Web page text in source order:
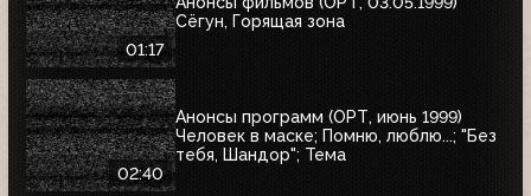
01:17
Сёгун, Горящая зона
02:40
Анонсы программ (ОРТ, июнь 1999)
Человек в маске; Помню, люблю...; "Без
тебя, Шандор"; Тема